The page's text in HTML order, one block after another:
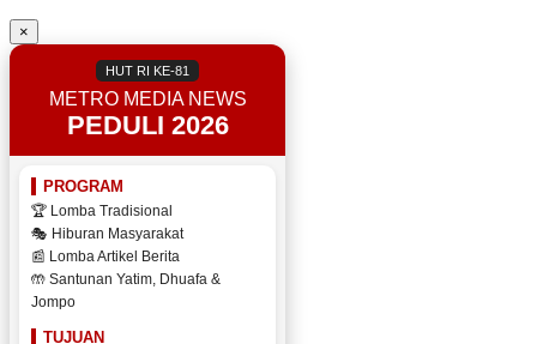
×
HUT RI KE-81
METRO MEDIA NEWS
PEDULI 2026
PROGRAM
🏆 Lomba Tradisional
🎭 Hiburan Masyarakat
📰 Lomba Artikel Berita
🤲 Santunan Yatim, Dhuafa &
Jompo
TUJUAN